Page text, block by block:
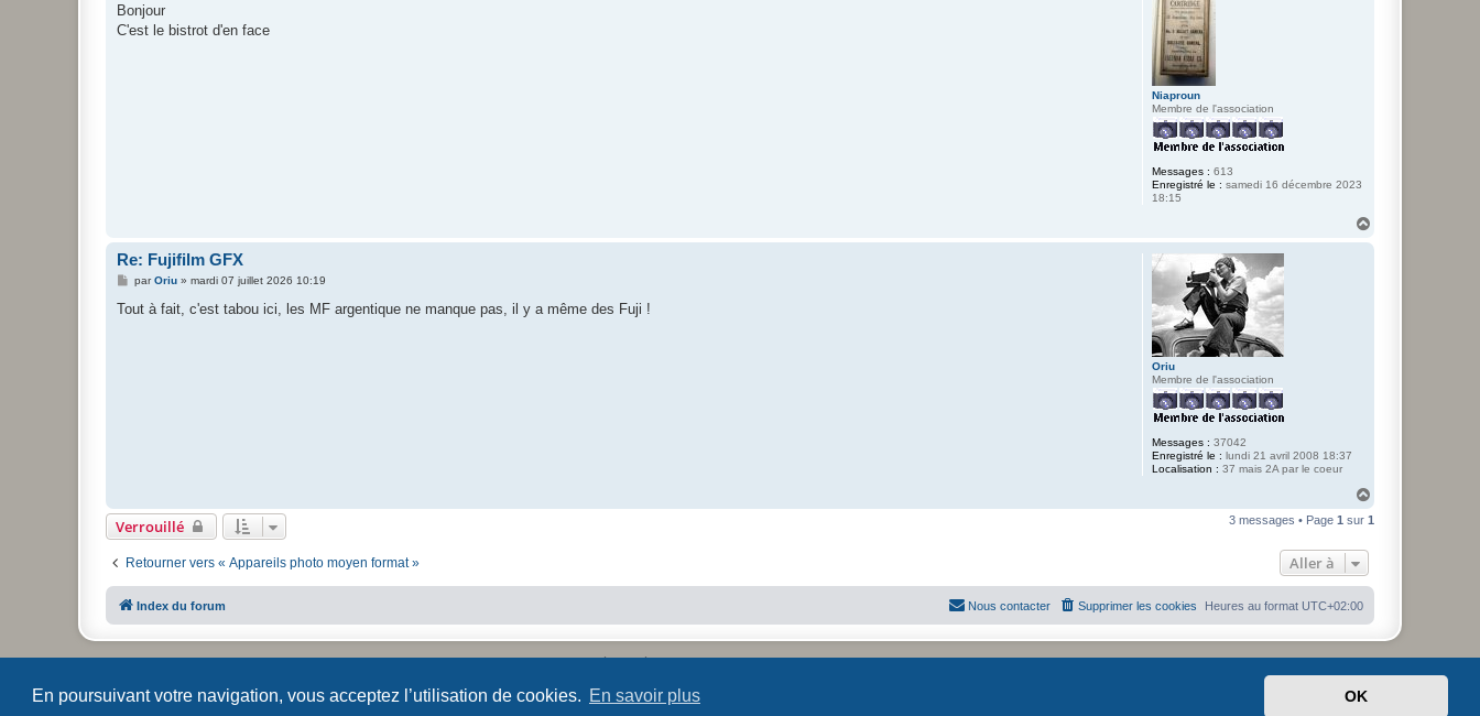
En poursuivant votre navigation, vous acceptez l’utilisation de cookies. En savoir plus OK
Niaproun
Membre de l'association
Messages : 613
Enregistré le : samedi 16 décembre 2023
18:15
s
a
Bonjour
C'est le bistrot d'en face
Oriu
Membre de l'association
Messages : 37042
Enregistré le : lundi 21 avril 2008 18:37
Localisation : 37 mais 2A par le coeur
Re: Fujifilm GFX
M
s
parOriu» mardi 07 juillet 2026 10:19
Tout à fait, c'est tabou ici, les MF argentique ne manque pas, il y a même des Fuji !
u
Verrouillé 3 messages • Page 1 sur 1
Retourner vers « Appareils photo moyen format » Aller à
Index du forum Heures au format UTC+02:00
Supprimer les cookies
Nous contacter
Développé parphpBB® Forum Software © phpBB Limited
Confidentialité